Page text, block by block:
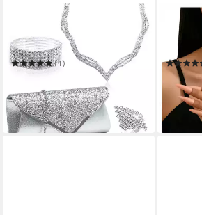
Schmuckset 4-teiliges
Damen-Schmuckset,
silbernes Strass-Schmuckset
(1)
39,00 €
-13%
in 9-11 Werktagen bei dir
Strass
12,50 €
(6,25 €/
-69%
in 6-7